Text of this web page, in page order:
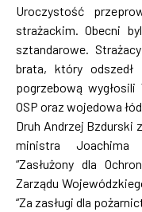
Uroczystość
strażackim. Obecni
sztandarowe.
brata, który odszedł
pogrzebową wygłosili
OSP oraz wojedowa
Druh Andrzej Bzdurski
ministra Joachima
“Zasłużony dla
Zarządu
“Za zasługi dla